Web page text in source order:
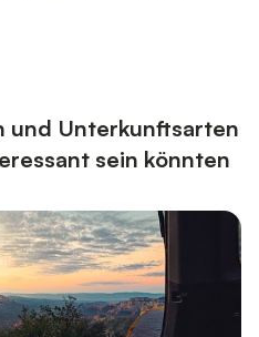
und der Herbst wegen des
und Unterkunftsarten
sein könnten